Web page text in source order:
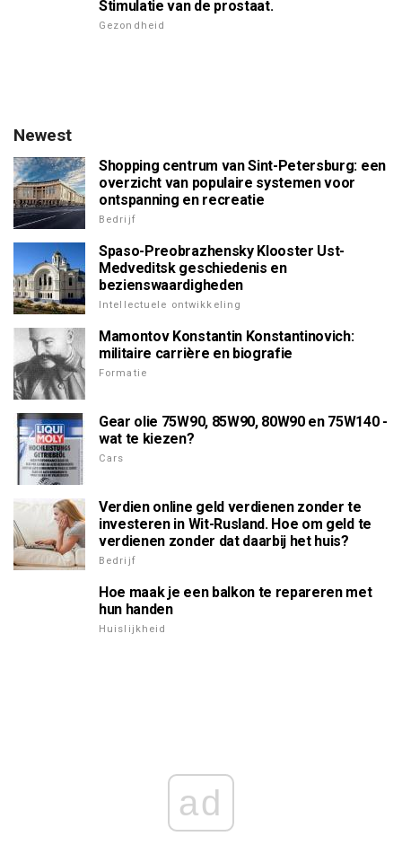
Stimulatie van de prostaat.
Gezondheid
Newest
Shopping centrum van Sint-Petersburg: een
overzicht van populaire systemen voor
ontspanning en recreatie
Bedrijf
Spaso-Preobrazhensky Klooster Ust-
Medveditsk geschiedenis en
bezienswaardigheden
Intellectuele ontwikkeling
Mamontov Konstantin Konstantinovich:
militaire carrière en biografie
Formatie
Gear olie 75W90, 85W90, 80W90 en 75W140 -
wat te kiezen?
Cars
Verdien online geld verdienen zonder te
investeren in Wit-Rusland. Hoe om geld te
verdienen zonder dat daarbij het huis?
Bedrijf
Hoe maak je een balkon te repareren met
hun handen
Huislijkheid
ad